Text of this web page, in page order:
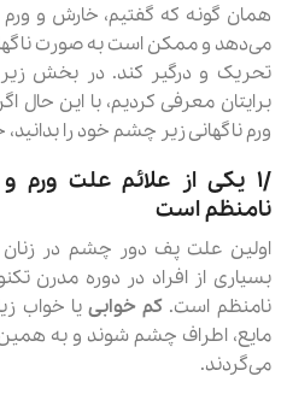
همان گونه که گفتیم، خارش و
می‌دهد و ممکن است به صورت
تحریک و درگیر کند. در بخش
برایتان معرفی کردیم، با این
ورم ناگهانی زیر چشم خود را
۱٫ یکی از علائم علت
نامنظم است
اولین علت پف دور چشم در
بسیاری از افراد در دوره مدرن
نامنظم است. کم خوابی یا خواب
مایع، اطراف چشم شوند و به
می‌گردند.